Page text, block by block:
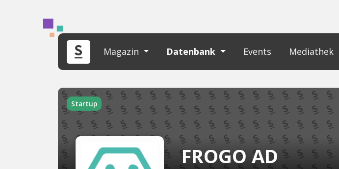
Magazin Datenbank Events Mediathek
Startup
FROGO AD